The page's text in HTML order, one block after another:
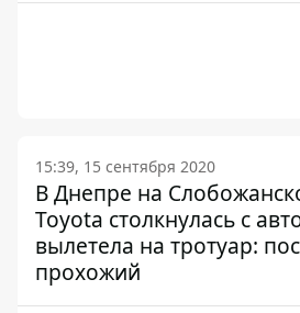
15:39, 15 сентября 2020
В Днепре на
Toyota столкнулась с
вылетела на тротуар:
прохожий